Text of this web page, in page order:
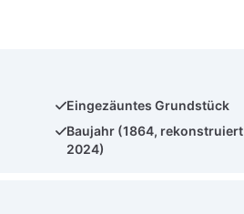
Eingezäuntes Grundstück
Baujahr (1864, rekonstruiert
2024)